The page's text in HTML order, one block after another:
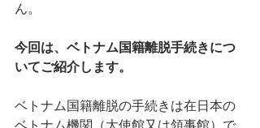
ん。
今回は、ベトナム国籍離脱手続きにつ
いてご紹介します。
ベトナム国籍離脱の手続きは在日本の